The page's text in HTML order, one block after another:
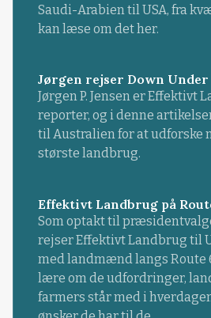
Saudi-Arabien til USA, fra
kan læse om det her.
Jørgen rejser Down Under
Jørgen P. Jensen er Effektivt
reporter, og i denne
til Australien for at udforske
største landbrug.
Effektivt Landbrug på
Som optakt til
rejser Effektivt Landbrug til
med landmænd langs Route
lære om de udfordringer,
farmers står med i